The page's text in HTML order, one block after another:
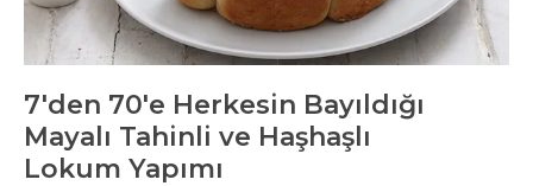
7'den 70'e Herkesin Bayıldığı
Mayalı Tahinli ve Haşhaşlı
Lokum Yapımı